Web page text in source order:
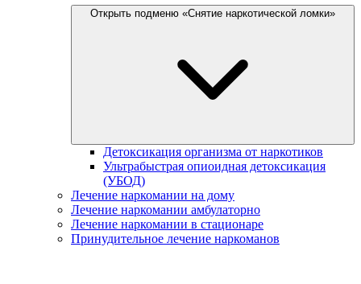
Открыть подменю «Снятие наркотической ломки»
Детоксикация организма от наркотиков
Ультрабыстрая опиоидная детоксикация
(УБОД)
Лечение наркомании на дому
Лечение наркомании амбулаторно
Лечение наркомании в стационаре
Принудительное лечение наркоманов